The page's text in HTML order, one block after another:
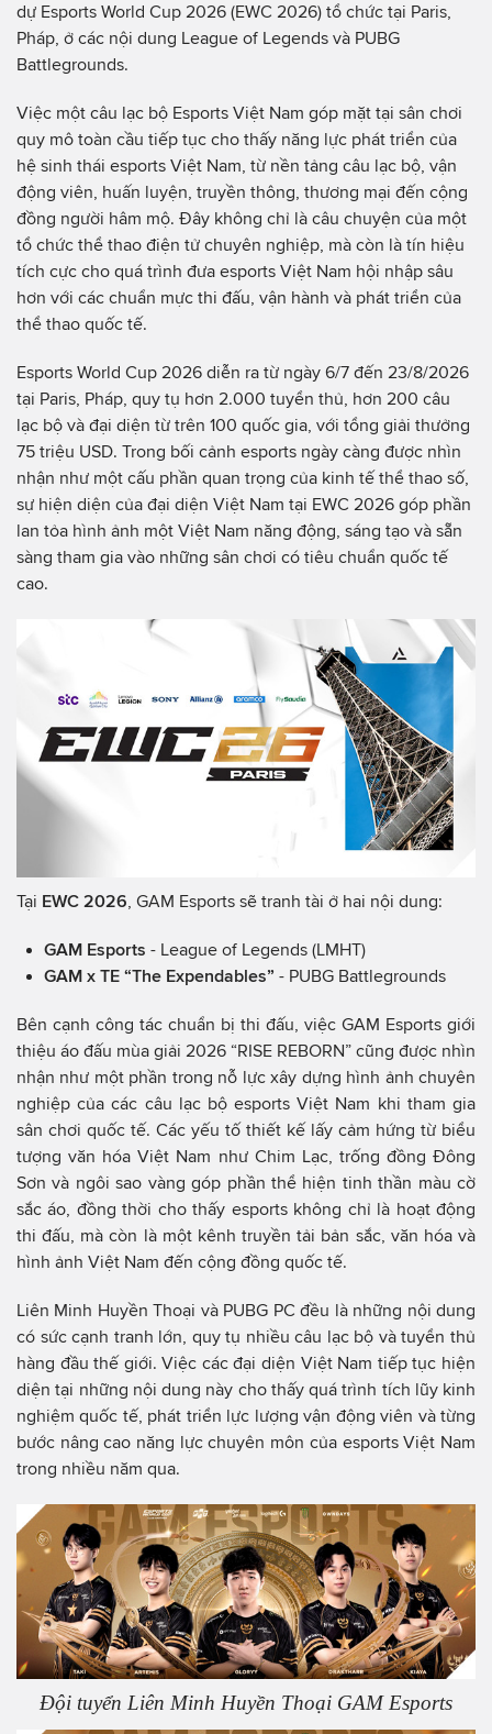
dự Esports World Cup 2026 (EWC 2026) tổ chức tại Paris,
Pháp, ở các nội dung League of Legends và PUBG
Battlegrounds.
Việc một câu lạc bộ Esports Việt Nam góp mặt tại sân chơi
quy mô toàn cầu tiếp tục cho thấy năng lực phát triển của
hệ sinh thái esports Việt Nam, từ nền tảng câu lạc bộ, vận
động viên, huấn luyện, truyền thông, thương mại đến cộng
đồng người hâm mộ. Đây không chỉ là câu chuyện của một
tổ chức thể thao điện tử chuyên nghiệp, mà còn là tín hiệu
tích cực cho quá trình đưa esports Việt Nam hội nhập sâu
hơn với các chuẩn mực thi đấu, vận hành và phát triển của
thể thao quốc tế.
Esports World Cup 2026 diễn ra từ ngày 6/7 đến 23/8/2026
tại Paris, Pháp, quy tụ hơn 2.000 tuyển thủ, hơn 200 câu
lạc bộ và đại diện từ trên 100 quốc gia, với tổng giải thưởng
75 triệu USD. Trong bối cảnh esports ngày càng được nhìn
nhận như một cấu phần quan trọng của kinh tế thể thao số,
sự hiện diện của đại diện Việt Nam tại EWC 2026 góp phần
lan tỏa hình ảnh một Việt Nam năng động, sáng tạo và sẵn
sàng tham gia vào những sân chơi có tiêu chuẩn quốc tế
cao.
Tại EWC 2026 , GAM Esports sẽ tranh tài ở hai nội dung:
GAM Esports - League of Legends (LMHT)
GAM x TE “The Expendables” - PUBG Battlegrounds
Bên cạnh công tác chuẩn bị thi đấu, việc GAM Esports giới
thiệu áo đấu mùa giải 2026 “RISE REBORN” cũng được nhìn
nhận như một phần trong nỗ lực xây dựng hình ảnh chuyên
nghiệp của các câu lạc bộ esports Việt Nam khi tham gia
sân chơi quốc tế. Các yếu tố thiết kế lấy cảm hứng từ biểu
tượng văn hóa Việt Nam như Chim Lạc, trống đồng Đông
Sơn và ngôi sao vàng góp phần thể hiện tinh thần màu cờ
sắc áo, đồng thời cho thấy esports không chỉ là hoạt động
thi đấu, mà còn là một kênh truyền tải bản sắc, văn hóa và
hình ảnh Việt Nam đến cộng đồng quốc tế.
Liên Minh Huyền Thoại và PUBG PC đều là những nội dung
có sức cạnh tranh lớn, quy tụ nhiều câu lạc bộ và tuyển thủ
hàng đầu thế giới. Việc các đại diện Việt Nam tiếp tục hiện
diện tại những nội dung này cho thấy quá trình tích lũy kinh
nghiệm quốc tế, phát triển lực lượng vận động viên và từng
bước nâng cao năng lực chuyên môn của esports Việt Nam
trong nhiều năm qua.
Đội tuyển Liên Minh Huyền Thoại GAM Esports